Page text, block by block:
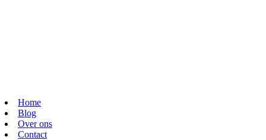
Home
Blog
Over ons
Contact